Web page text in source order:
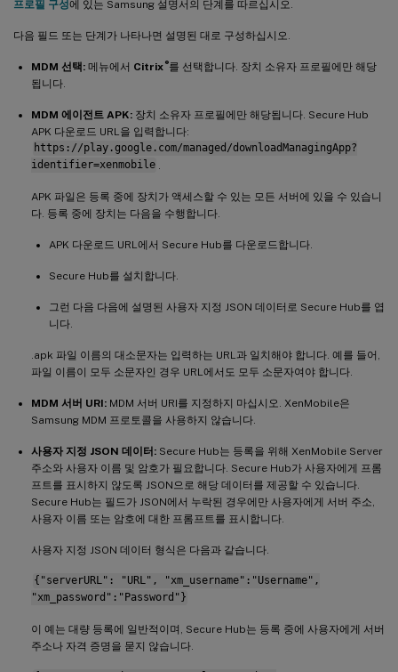
프로필 구성에 있는 Samsung 설명서의 단계를 따르십시오.
다음 필드 또는 단계가 나타나면 설명된 대로 구성하십시오.
MDM 선택: 메뉴에서 Citrix ®를 선택합니다. 장치 소유자 프로필에만 해당
됩니다.
MDM 에이전트 APK: 장치 소유자 프로필에만 해당됩니다. Secure Hub
APK 다운로드 URL을 입력합니다:
https://play.google.com/managed/downloadManagingApp?
identifier=xenmobile
APK 파일은 등록 중에 장치가 액세스할 수 있는 모든 서버에 있을 수 있습니
다. 등록 중에 장치는 다음을 수행합니다.
APK 다운로드 URL에서 Secure Hub를 다운로드합니다.
Secure Hub를 설치합니다.
그런 다음 다음에 설명된 사용자 지정 JSON 데이터로 Secure Hub를 엽
니다.
.apk 파일 이름의 대소문자는 입력하는 URL과 일치해야 합니다. 예를 들어,
파일 이름이 모두 소문자인 경우 URL에서도 모두 소문자여야 합니다.
MDM 서버 URI: MDM 서버 URI를 지정하지 마십시오. XenMobile은
Samsung MDM 프로토콜을 사용하지 않습니다.
사용자 지정 JSON 데이터: Secure Hub는 등록을 위해 XenMobile Server
주소와 사용자 이름 및 암호가 필요합니다. Secure Hub가 사용자에게 프롬
프트를 표시하지 않도록 JSON으로 해당 데이터를 제공할 수 있습니다.
Secure Hub는 필드가 JSON에서 누락된 경우에만 사용자에게 서버 주소,
사용자 이름 또는 암호에 대한 프롬프트를 표시합니다.
사용자 지정 JSON 데이터 형식은 다음과 같습니다.
{"serverURL": "URL", "xm_username":"Username",
"xm_password":"Password"}
이 예는 대량 등록에 일반적이며, Secure Hub는 등록 중에 사용자에게 서버
주소나 자격 증명을 묻지 않습니다.